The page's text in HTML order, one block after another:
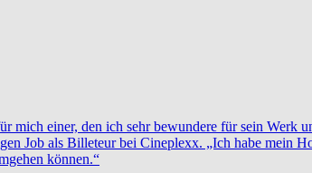
einer, den ich sehr bewundere für sein Werk
Job als Billeteur bei Cineplexx. „Ich habe mein
können.“